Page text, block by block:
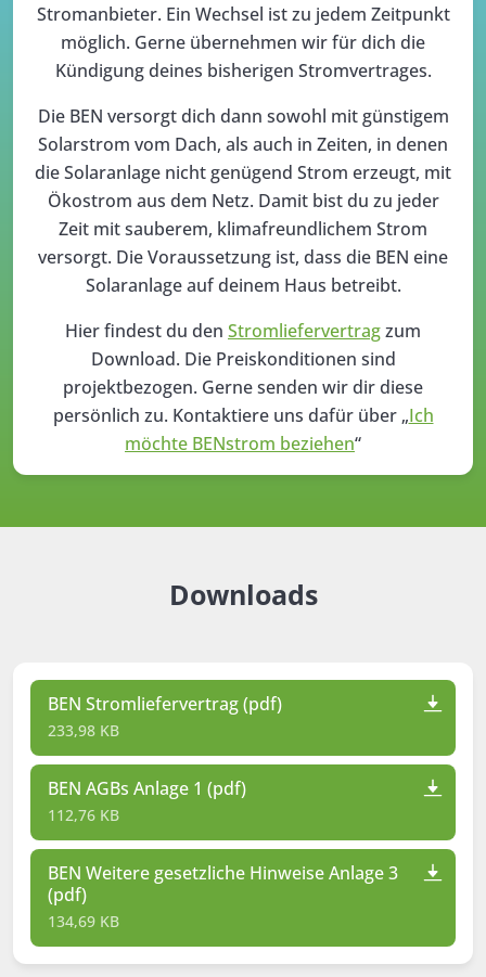
Stromanbieter. Ein Wechsel ist zu jedem Zeitpunkt
möglich. Gerne übernehmen wir für dich die
Kündigung deines bisherigen Stromvertrages.
Die BEN versorgt dich dann sowohl mit günstigem
Solarstrom vom Dach, als auch in Zeiten, in denen
die Solaranlage nicht genügend Strom erzeugt, mit
Ökostrom aus dem Netz. Damit bist du zu jeder
Zeit mit sauberem, klimafreundlichem Strom
versorgt. Die Voraussetzung ist, dass die BEN eine
Solaranlage auf deinem Haus betreibt.
Hier findest du den Stromliefervertragzum
Download. Die Preiskonditionen sind
projektbezogen. Gerne senden wir dir diese
persönlich zu. Kontaktiere uns dafür über „Ich
möchte BENstrom beziehen“
Downloads
BEN Stromliefervertrag (pdf)
233,98 KB
BEN AGBs Anlage 1 (pdf)
112,76 KB
BEN Weitere gesetzliche Hinweise Anlage 3
(pdf)
134,69 KB